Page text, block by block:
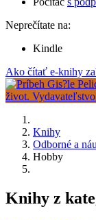
Neprečítate na:
Kindle
Ako čítať e-knihy
Knihy
Odborné a
Hobby
Knihy z